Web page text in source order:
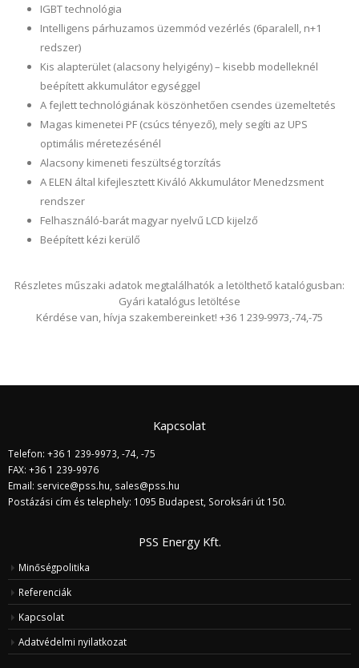
IGBT technológia
Intelligens párhuzamos üzemmód vezérlés (6paralell, n+1
redszer)
Kis alapterület (alacsony helyigény) – kisebb modelleknél
beépített akkumulátor egységgel
A fejlett technológiának köszönhetően csendes üzemeltetés
Magas kimenetei PF (csúcs tényező), mely segíti az UPS
optimális méretezésénél
Alacsony kimeneti feszültség torzítás
A ELEN által kifejlesztett Kiváló Akkumulátor Menedzsment
rendszer
Felhasználó-barát magyar nyelvű LCD kijelző
Beépített kézi kerülő
Részletes műszaki adatok megtalálhatók a letölthető katalógusban:
Gyári katalógus letöltése
Kérdése van, hívja szakembereinket! +36 1 239-9973,-74,-75
Kapcsolat
Telefon: +36 1 239-9973, -74, -75
FAX: +36 1 239-9976
Email: service@pss.hu sales@pss.hu
Postázási cím és telephely: 1095 Budapest, Soroksári út 150.
PSS Energy Kft.
Minőségpolitika
Referenciák
Kapcsolat
Adatvédelmi nyilatkozat